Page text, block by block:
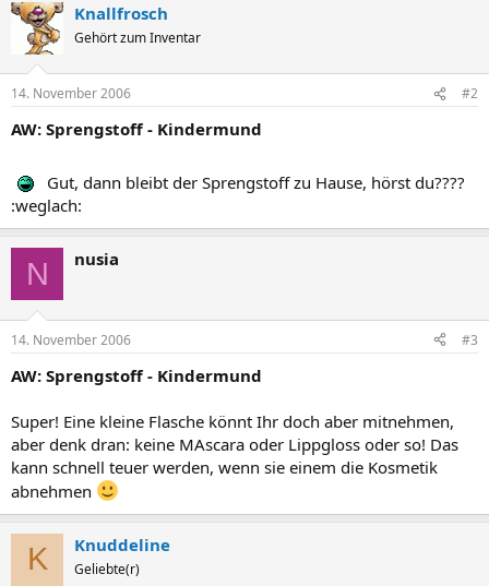
Knallfrosch
Gehört zum Inventar
14. November 2006 #2
AW: Sprengstoff - Kindermund
Gut, dann bleibt der Sprengstoff zu Hause, hörst du????
:weglach:
N nusia
14. November 2006 #3
AW: Sprengstoff - Kindermund
Super! Eine kleine Flasche könnt Ihr doch aber mitnehmen,
aber denk dran: keine MAscara oder Lippgloss oder so! Das
kann schnell teuer werden, wenn sie einem die Kosmetik
abnehmen
K Knuddeline
Geliebte(r)